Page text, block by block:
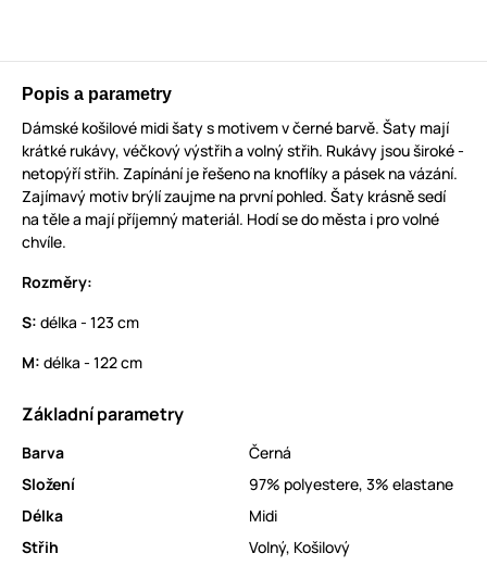
Popis a parametry
Dámské košilové midi šaty s motivem v černé barvě. Šaty mají
krátké rukávy, véčkový výstřih a volný střih. Rukávy jsou široké -
netopýří střih. Zapínání je řešeno na knoflíky a pásek na vázání.
Zajímavý motiv brýlí zaujme na první pohled. Šaty krásně sedí
na těle a mají příjemný materiál. Hodí se do města i pro volné
chvíle.
Rozměry:
S: délka - 123 cm
M: délka - 122 cm
Základní parametry
Barva
Černá
Složení
97% polyestere, 3% elastane
Délka
Midi
Střih
Volný, Košilový